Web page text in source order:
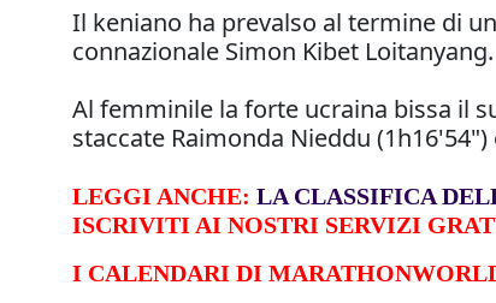
Il keniano ha prevalso al termine di
connazionale Simon Kibet
Al femminile la forte ucraina bissa il
staccate Raimonda Nieddu
LEGGI ANCHE: LA CLASSIFICA
ISCRIVITI AI NOSTRI SERVIZI
I CALENDARI DI